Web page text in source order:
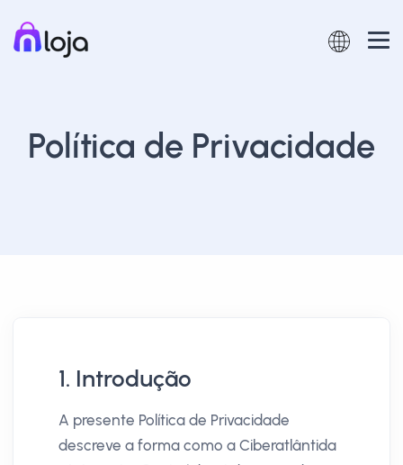
Política de Privacidade
1. Introdução
A presente Política de Privacidade
descreve a forma como a Ciberatlântida